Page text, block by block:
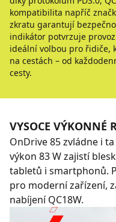
kompatibilita napříč
zkratu garantují
indikátor potvrzuje
ideální volbou pro řidiče,
na cestách – od
cesty.
VYSOCE VÝKONNÉ
OnDrive 85 zvládne i
výkon 83 W zajistí
tabletů i smartphonů.
pro moderní zařízení,
nabíjení QC18W.